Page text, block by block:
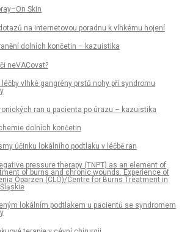
Skin
na internetovou poradnu k vlhkému hojení
dolních končetin – kazuistika
neVACovat?
léčby vlhké gangrény prstů nohy při syndromu
ran u pacienta po úrazu – kazuistika
dolních končetin
účinku lokálního podtlaku v léčbě ran
pressure therapy (TNPT) as an element of
of burns and chronic wounds. Experience of
Oparzen (CLO)/Centre for Burns Treatment in
lokálním podtlakem u pacientů se syndromem